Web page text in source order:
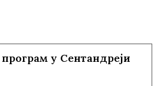
у Сентандреји